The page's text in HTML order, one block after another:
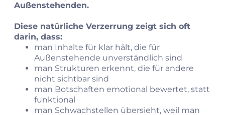
Außenstehenden.
Diese natürliche Verzerrung zeigt sich oft
darin, dass:
man Inhalte für klar hält, die für
Außenstehende unverständlich sind
man Strukturen erkennt, die für andere
nicht sichtbar sind
man Botschaften emotional bewertet, statt
funktional
man Schwachstellen übersieht, weil man